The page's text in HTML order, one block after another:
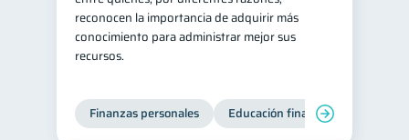
reconocen la importancia de adquirir más
conocimiento para administrar mejor sus
recursos.
Finanzas personales Educación financiera